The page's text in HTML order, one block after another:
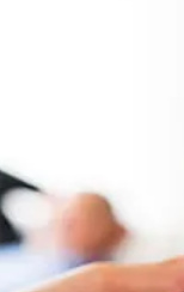
da Rocha